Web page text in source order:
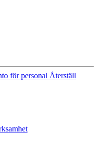
för personal Återställ